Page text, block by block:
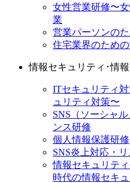
女性営業研修〜
業
営業パーソンの
住宅業界のため
情報セキュリティ･情
ITセキュリティ
ュリティ対策〜
SNS（ソーシャ
ンス研修
個人情報保護研修
SNS炎上対応・
情報セキュリテ
時代の情報セキ